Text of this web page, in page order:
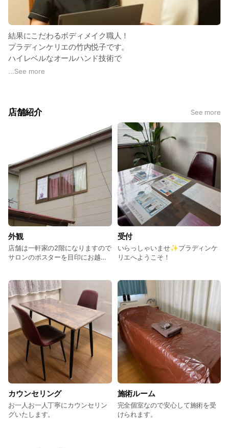
結果にこだわるボディメイク職人！
プラディンケリエの竹内悦子です。
ハイレベルなオールハンド技術で
あなたの理想のお姿に導きます‼️
✴︎インドの伝統療法アーユルヴェーダのデトックスパワーで
脂肪燃焼・セルライト・むくみ・肩こり・冷えなどのお悩みを
まどめて解消します‼️
...See more
店舗紹介 See more
外観
店舗は一軒家の2階になりますので
サロンのポスターを目印にお越し
受付
いらっしゃいませ✨プラディンケ
リエへようこそ！
カウンセリング
お一人お一人丁寧にカウンセリン
グいたします。
施術ルーム
完全個室なので安心して施術を受
けられます。